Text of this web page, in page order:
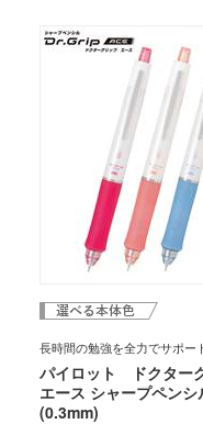
てオリジナルスクールグッズ
刷して入塾特典にいかがです
長時間の勉強を全力でサポー
パイロット ドクター
エース シャープペンシ
(0.3mm)
カードケース・カ
ダー・名刺入れ
定規・メジャー
短納期文房具・ステ
リー
短納期クリアファイ
多機能ペン(タッチ
プペン付など)
万年筆
クレヨン・色鉛筆
レザーキーホルダ
キーホルダー
反射板キーホルダ
レクターキーホルダ
卓上カレンダー
記念品 タンブラー
記念品 グラス
記念品 ステーシ
記念品 写真立て
フレーム
オリジナルフェイ
オリジナルハンド
オリジナルバスタ
時計
モバイルバッテリ
器